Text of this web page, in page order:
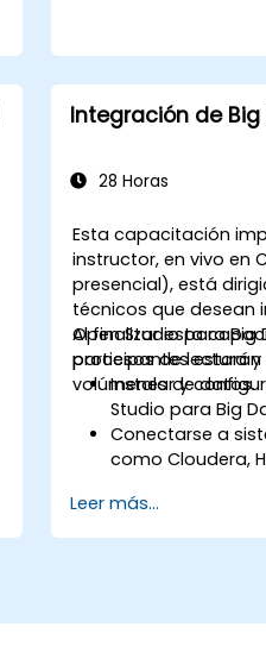
Integración de
28 Horas
Esta capacitación
instructor, en vivo en
presencial), está
técnicos que desean
Open Studio para Big
procesos de lectura
volúmenes de datos.
Al finalizar esta
participantes
Instalar y
Studio para Big
Conectarse a
como Cloudera,
Comprender y
componentes y
Leer más...